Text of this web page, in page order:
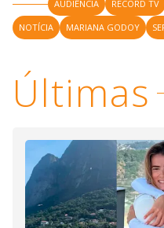
AUDIÊNCIA RECORD TV
NOTÍCIA
MARIANA GODOY
Últimas